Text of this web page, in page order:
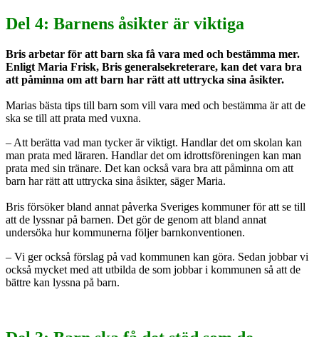
Del 4: Barnens åsikter är viktiga
Bris arbetar för att barn ska få vara med och bestämma mer.
Enligt Maria Frisk, Bris generalsekreterare, kan det vara bra
att påminna om att barn har rätt att uttrycka sina åsikter.
Marias bästa tips till barn som vill vara med och bestämma är att de
ska se till att prata med vuxna.
– Att berätta vad man tycker är viktigt. Handlar det om skolan kan
man prata med läraren. Handlar det om idrottsföreningen kan man
prata med sin tränare. Det kan också vara bra att påminna om att
barn har rätt att uttrycka sina åsikter, säger Maria.
Bris försöker bland annat påverka Sveriges kommuner för att se till
att de lyssnar på barnen. Det gör de genom att bland annat
undersöka hur kommunerna följer barnkonventionen.
– Vi ger också förslag på vad kommunen kan göra. Sedan jobbar vi
också mycket med att utbilda de som jobbar i kommunen så att de
bättre kan lyssna på barn.